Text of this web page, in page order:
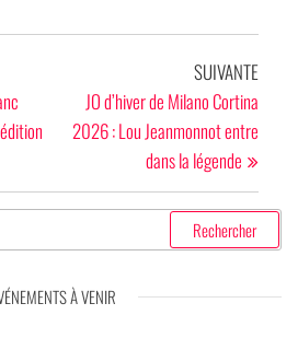
SUIVANTE
JO d’hiver de Milano Cortina
2026 : Lou Jeanmonnot entre
dans la légende
À VENIR